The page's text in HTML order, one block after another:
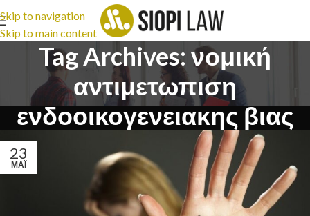
Skip to navigation
Skip to main content
Tag Archives: νομική
αντιμετωπιση
ενδοοικογενειακης βιας
23
ΜΆΙ